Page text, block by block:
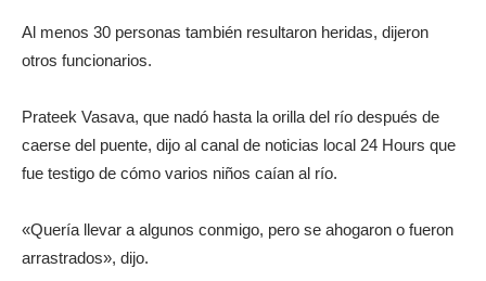
Al menos 30 personas también resultaron heridas, dijeron
otros funcionarios.
Prateek Vasava, que nadó hasta la orilla del río después de
caerse del puente, dijo al canal de noticias local 24 Hours que
fue testigo de cómo varios niños caían al río.
«Quería llevar a algunos conmigo, pero se ahogaron o fueron
arrastrados», dijo.